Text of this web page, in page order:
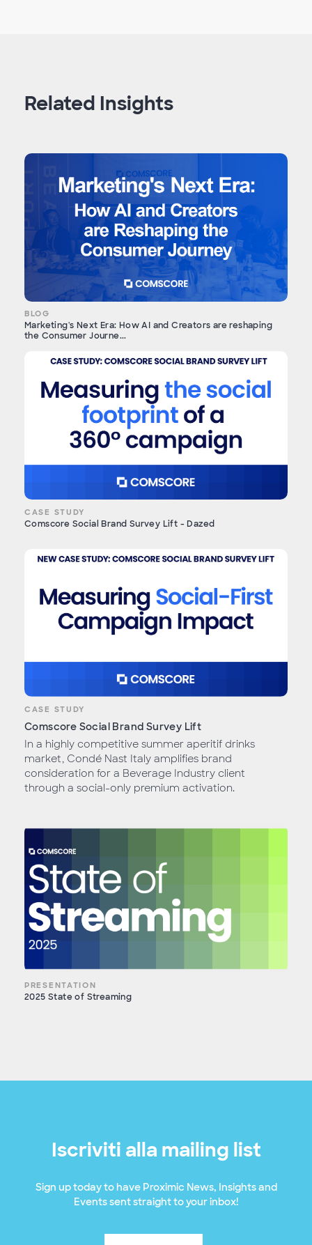
Related Insights
BLOG
Marketing's Next Era: How AI and Creators are reshaping
the Consumer Journe...
CASE STUDY
Comscore Social Brand Survey Lift - Dazed
CASE STUDY
Comscore Social Brand Survey Lift
In a highly competitive summer aperitif drinks
market, Condé Nast Italy amplifies brand
consideration for a Beverage Industry client
through a social-only premium activation.
PRESENTATION
2025 State of Streaming
Iscriviti alla mailing list
Sign up today to have Proximic News, Insights and
Events sent straight to your inbox!